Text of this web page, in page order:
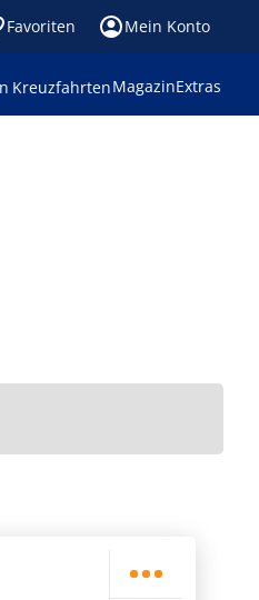
Favoriten Mein Konto
KreuzfahrtenMagazinExtras